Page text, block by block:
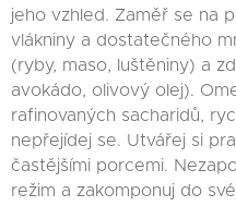
jeho vzhled. Zaměř se na
vlákniny a dostatečného
(ryby, maso, luštěniny) a
avokádo, olivový olej).
rafinovaných sacharidů,
nepřejídej se. Utvářej si
častějšími porcemi.
režim a zakomponuj do